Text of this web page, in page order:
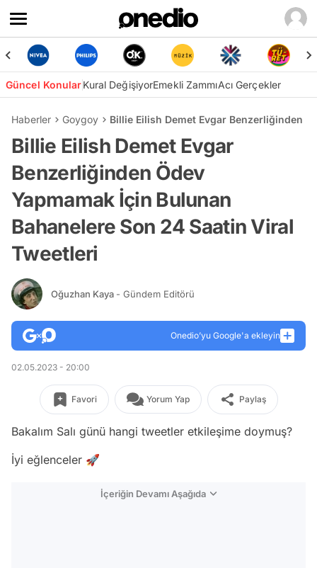
Güncel KonularKural DeğişiyorEmekli ZammıAcı Gerçekler
Haberler Goygoy Billie Eilish Demet Evgar Benzerliğinden
Billie Eilish Demet Evgar
Benzerliğinden Ödev
Yapmamak İçin Bulunan
Bahanelere Son 24 Saatin Viral
Tweetleri
Oğuzhan Kaya - Gündem Editörü
Onedio’yu Google'a ekleyin
02.05.2023 - 20:00
Favori Yorum Yap Paylaş
Bakalım Salı günü hangi tweetler etkileşime doymuş?
İyi eğlenceler 🚀
İçeriğin Devamı Aşağıda